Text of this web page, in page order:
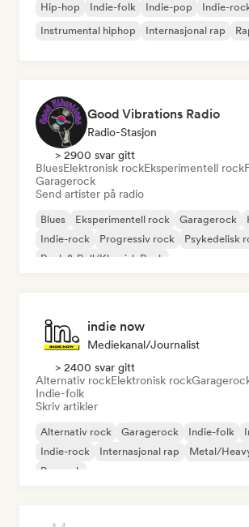
Hip-hop Indie-folk Indie-pop Indie-
Instrumental hiphop
Internasjonal rap
Good Vibrations Radio
Radio-Stasjon
> 2900 svar gitt
BluesElektronisk rockEksperimentell rock
Garagerock
Send artister på radio
Blues Eksperimentell rock Garagerock
Indie-rock
Progressiv rock
Psykedelisk
Rock & Roll/Klassisk Rock
indie now
Mediekanal/journalist
> 2400 svar gitt
Alternativ rockElektronisk rock
Indie-folk
Skriv artikler
Alternativ rock Garagerock Indie-folk
Indie-rock
Internasjonal rap
Metal/
Poprock